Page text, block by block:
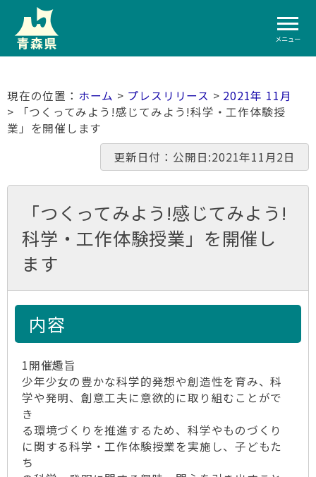
メニュー
ホーム > プレスリリース > 2021年 11月
> 「つくってみよう!感じてみよう!科学・工作体験授
業」を開催します
更新日付：公開日:2021年11月2日
「つくってみよう!感じてみよう!
科学・工作体験授業」を開催し
ます
内容
1開催趣旨
少年少女の豊かな科学的発想や創造性を育み、科
学や発明、創意工夫に意欲的に取り組むことがで
き
る環境づくりを推進するため、科学やものづくり
に関する科学・工作体験授業を実施し、子どもた
ち